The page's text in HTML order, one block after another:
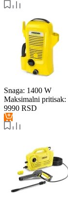
Snaga: 1400 W
Maksimalni pritisak:
9990 RSD